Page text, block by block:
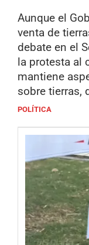
Aunque el
venta de
debate en el
la protesta al
mantiene
sobre tierras,
POLÍTICA